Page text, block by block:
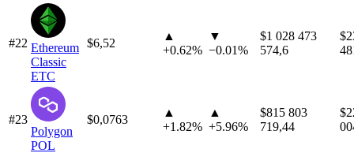
#22 Ethereum
Classic
ETC
$6,52
▲
+0.62%
▼
−0.01%
$1 028 473
574,6
#23
Polygon
POL
$0,0763
▲
+1.82%
▲
+5.96%
$815 803
719,44